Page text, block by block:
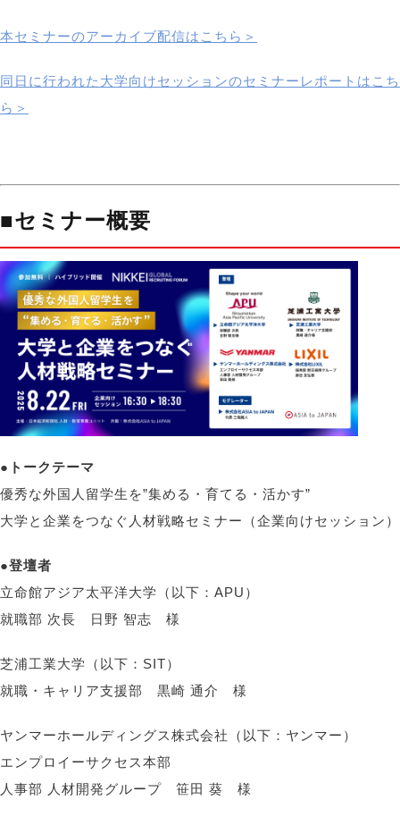
本セミナーのアーカイブ配信はこちら＞
同日に行われた大学向けセッションのセミナーレポートはこち
ら＞
■セミナー概要
●トークテーマ
優秀な外国人留学生を”集める・育てる・活かす”
大学と企業をつなぐ人材戦略セミナー（企業向けセッション）
●登壇者
立命館アジア太平洋大学（以下：APU）
就職部 次長 日野 智志 様
芝浦工業大学（以下：SIT）
就職・キャリア支援部 黒崎 通介 様
ヤンマーホールディングス株式会社（以下：ヤンマー）
エンプロイーサクセス本部
人事部 人材開発グループ 笹田 葵 様